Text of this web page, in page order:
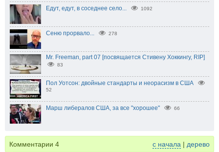
Едут, едут, в соседнее село... 1092
Сеню прорвало... 278
Mr. Freeman, part 07 [посвящается Стивену Хоккингу, RIP]
83
Пол Уотсон: двойные стандарты и неорасизм в США
52
Марш либералов США, за все "хорошее" 66
Комментарии 4 с начала | дерево